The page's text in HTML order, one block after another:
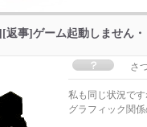
返事]ゲーム起動しません
さ
私も同じ状況です
グラフィック関